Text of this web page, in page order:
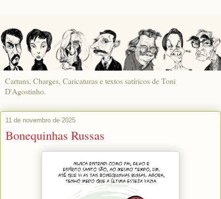
Cartuns, Charges, Caricaturas e textos satíricos de Toni
D'Agostinho.
11 de novembro de 2025
Bonequinhas Russas